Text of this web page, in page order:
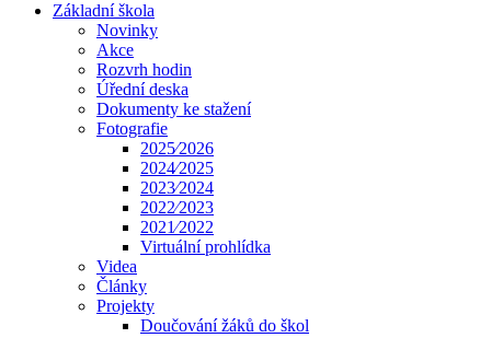
Základní škola
Novinky
Akce
Rozvrh hodin
Úřední deska
Dokumenty ke stažení
Fotografie
2025⁄2026
2024⁄2025
2023⁄2024
2022⁄2023
2021⁄2022
Virtuální prohlídka
Videa
Články
Projekty
Doučování žáků do škol